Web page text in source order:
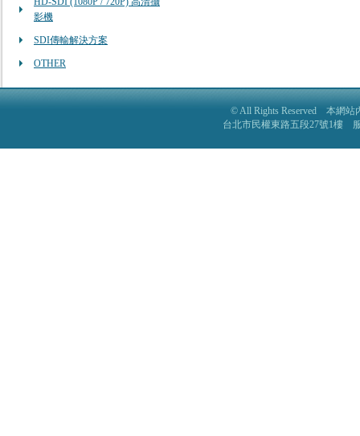
影機
SDI傳輸解決方案
OTHER
© All Rights Reserved 本網站
台北市民權東路五段27號1樓